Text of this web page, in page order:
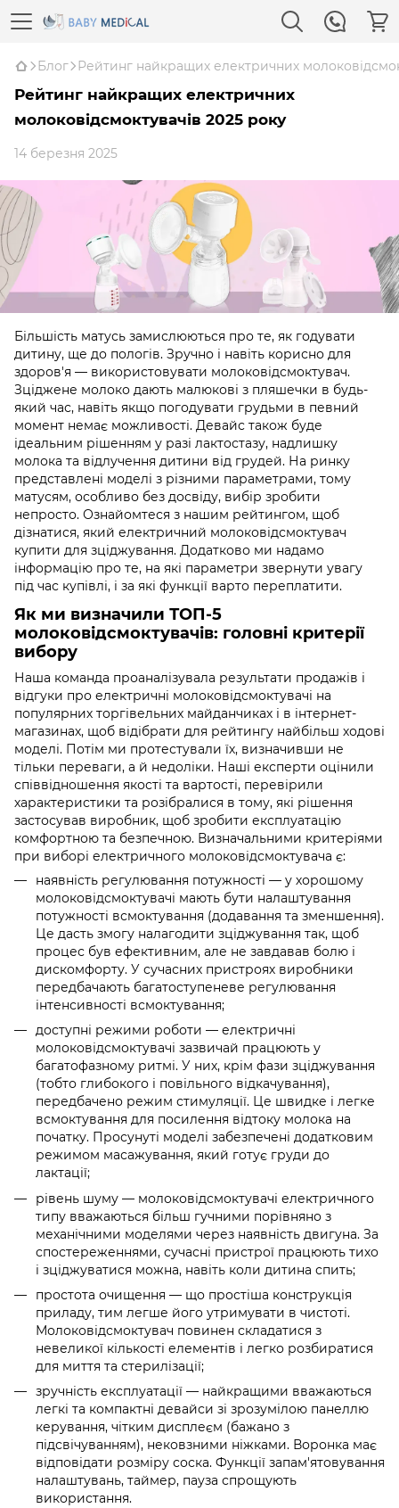
Блог Рейтинг найкращих електричних
Рейтинг найкращих електричних
молоковідсмоктувачів 2025 року
14 березня 2025
Більшість матусь замислюються про те, як годувати
дитину, ще до пологів. Зручно і навіть корисно для
здоров'я — використовувати молоковідсмоктувач.
Зціджене молоко дають малюкові з пляшечки в будь-
який час, навіть якщо погодувати грудьми в певний
момент немає можливості. Девайс також буде
ідеальним рішенням у разі лактостазу, надлишку
молока та відлучення дитини від грудей. На ринку
представлені моделі з різними параметрами, тому
матусям, особливо без досвіду, вибір зробити
непросто. Ознайомтеся з нашим рейтингом, щоб
дізнатися, який електричний молоковідсмоктувач
купити для зціджування. Додатково ми надамо
інформацію про те, на які параметри звернути увагу
під час купівлі, і за які функції варто переплатити.
Як ми визначили ТОП-5
молоковідсмоктувачів: головні критерії
вибору
Наша команда проаналізувала результати продажів і
відгуки про електричні молоковідсмоктувачі на
популярних торгівельних майданчиках і в інтернет-
магазинах, щоб відібрати для рейтингу найбільш ходові
моделі. Потім ми протестували їх, визначивши не
тільки переваги, а й недоліки. Наші експерти оцінили
співвідношення якості та вартості, перевірили
характеристики та розібралися в тому, які рішення
застосував виробник, щоб зробити експлуатацію
комфортною та безпечною. Визначальними критеріями
при виборі електричного молоковідсмоктувача є:
наявність регулювання потужності — у хорошому
молоковідсмоктувачі мають бути налаштування
потужності всмоктування (додавання та зменшення).
Це дасть змогу налагодити зціджування так, щоб
процес був ефективним, але не завдавав болю і
дискомфорту. У сучасних пристроях виробники
передбачають багатоступеневе регулювання
інтенсивності всмоктування;
доступні режими роботи — електричні
молоковідсмоктувачі зазвичай працюють у
багатофазному ритмі. У них, крім фази зціджування
(тобто глибокого і повільного відкачування),
передбачено режим стимуляції. Це швидке і легке
всмоктування для посилення відтоку молока на
початку. Просунуті моделі забезпечені додатковим
режимом масажування, який готує груди до
лактації;
рівень шуму — молоковідсмоктувачі електричного
типу вважаються більш гучними порівняно з
механічними моделями через наявність двигуна. За
спостереженнями, сучасні пристрої працюють тихо
і зціджуватися можна, навіть коли дитина спить;
простота очищення — що простіша конструкція
приладу, тим легше його утримувати в чистоті.
Молоковідсмоктувач повинен складатися з
невеликої кількості елементів і легко розбиратися
для миття та стерилізації;
зручність експлуатації — найкращими вважаються
легкі та компактні девайси зі зрозумілою панеллю
керування, чітким дисплеєм (бажано з
підсвічуванням), нековзними ніжками. Воронка має
відповідати розміру соска. Функції запам'ятовування
налаштувань, таймер, пауза спрощують
використання.